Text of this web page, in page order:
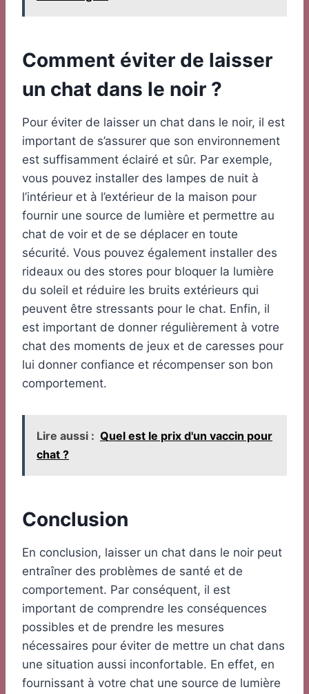
Comment éviter de laisser
un chat dans le noir ?
Pour éviter de laisser un chat dans le noir, il est
important de s’assurer que son environnement
est suffisamment éclairé et sûr. Par exemple,
vous pouvez installer des lampes de nuit à
l’intérieur et à l’extérieur de la maison pour
fournir une source de lumière et permettre au
chat de voir et de se déplacer en toute
sécurité. Vous pouvez également installer des
rideaux ou des stores pour bloquer la lumière
du soleil et réduire les bruits extérieurs qui
peuvent être stressants pour le chat. Enfin, il
est important de donner régulièrement à votre
chat des moments de jeux et de caresses pour
lui donner confiance et récompenser son bon
comportement.
Lire aussi : Quel est le prix d'un vaccin pour
chat ?
Conclusion
En conclusion, laisser un chat dans le noir peut
entraîner des problèmes de santé et de
comportement. Par conséquent, il est
important de comprendre les conséquences
possibles et de prendre les mesures
nécessaires pour éviter de mettre un chat dans
une situation aussi inconfortable. En effet, en
fournissant à votre chat une source de lumière